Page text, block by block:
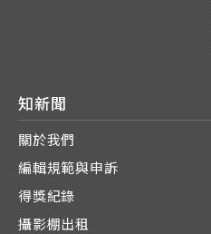
知新聞
關於我們
編輯規範與申訴
得獎紀錄
攝影棚出租